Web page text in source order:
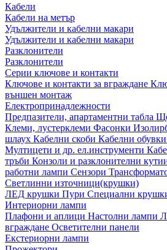
Кабели
Кабели на метър
Удължители и кабелни макари
Удължители и кабелни макари
Разклонители
Разклонители
Серии ключове и контакти
Ключове и контакти за вграждане
външен монтаж
Електропринадлежности
Предпазители, апартаментни табла
Клеми, лустерклеми Фасонки
шлаух Кабелни скоби Кабелни
Мултицети и др. ел.инструменти
тръби Конзоли и разклонителни
работни лампи Сензори
Светлинни източници(крушки)
ЛЕД крушки Пури Специални
Интериорни лампи
Плафони и аплици Настолни лампи
вграждане Осветителни панели
Екстериорни лампи